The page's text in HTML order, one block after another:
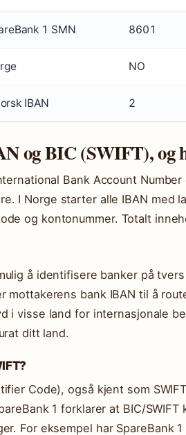
1 SMN 8601
NO
IBAN 2
og BIC (SWIFT), og
Bank Account
I Norge starter alle IBAN med
og kontonummer. Totalt
å identifisere banker på
mottakerens bank IBAN til å
i visse land for internasjonale
ditt land.
Code), også kjent som
1 forklarer at BIC/
For eksempel har SpareBank